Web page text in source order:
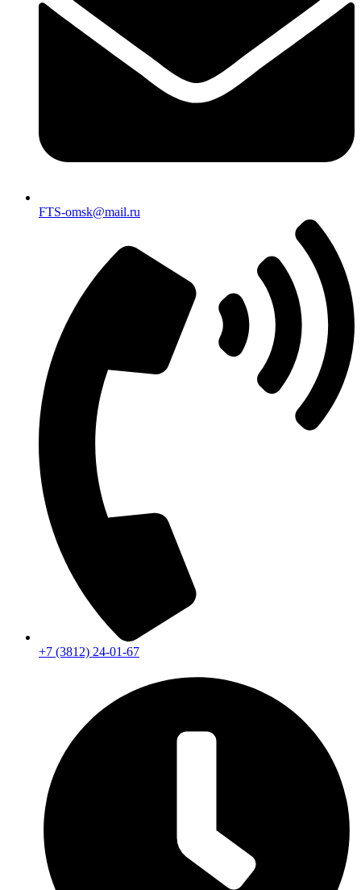
FTS-omsk@mail.ru
+7 (3812) 24-01-67